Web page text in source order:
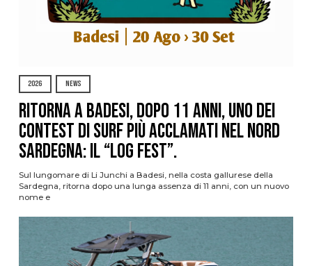
2026 NEWS
Ritorna a Badesi, dopo 11 anni, uno dei
contest di surf più acclamati nel nord
Sardegna: il “Log Fest”.
Sul lungomare di Li Junchi a Badesi, nella costa gallurese della
Sardegna, ritorna dopo una lunga assenza di 11 anni, con un nuovo
nome e